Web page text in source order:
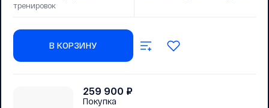
тренировок
В КОРЗИНУ
259 900 ₽
Покупка